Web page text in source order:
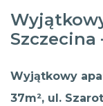
Szczecina
Wyjątkowy
37m², ul.